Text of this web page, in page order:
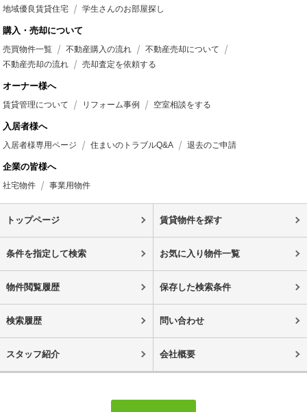
地域優良賃貸住宅
学生さんのお部屋探し
購入・売却について
売買物件一覧 不動産購入の流れ
不動産売却について
不動産売却の流れ
売却査定を依頼する
オーナー様へ
賃貸管理について リフォーム事例 空室相談をする
入居者様へ
入居者様専用ページ 住まいのトラブルQ&A 退去のご申請
企業の皆様へ
社宅物件 事業用物件
トップページ 賃貸物件を探す
条件を指定して検索 お気に入り物件一覧
物件閲覧履歴 保存した検索条件
検索履歴 問い合わせ
スタッフ紹介 会社概要